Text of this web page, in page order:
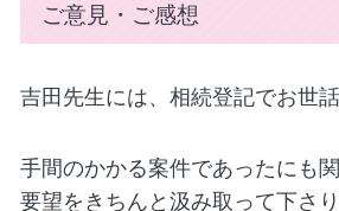
ご意見・ご感想
吉田先生には、相続登記でお世
手間のかかる案件であったにも
要望をきちんと汲み取って下さ